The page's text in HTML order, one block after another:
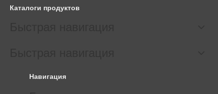
Каталоги продуктов
Навигация